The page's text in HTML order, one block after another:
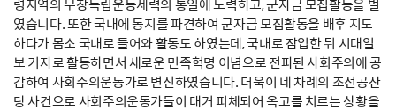
령지역의 무장독립운동세력의 통일에 노력하고, 군자금 모집활동을 벌
였습니다. 또한 국내에 동지를 파견하여 군자금 모집활동을 배후 지도
하다가 몸소 국내로 들어와 활동도 하였는데, 국내로 잠입한 뒤 시대일
보 기자로 활동하면서 새로운 민족혁명 이념으로 전파된 사회주의에 공
감하여 사회주의운동가로 변신하였습니다. 더욱이 네 차례의 조선공산
당 사건으로 사회주의운동가들이 대거 피체되어 옥고를 치르는 상황을